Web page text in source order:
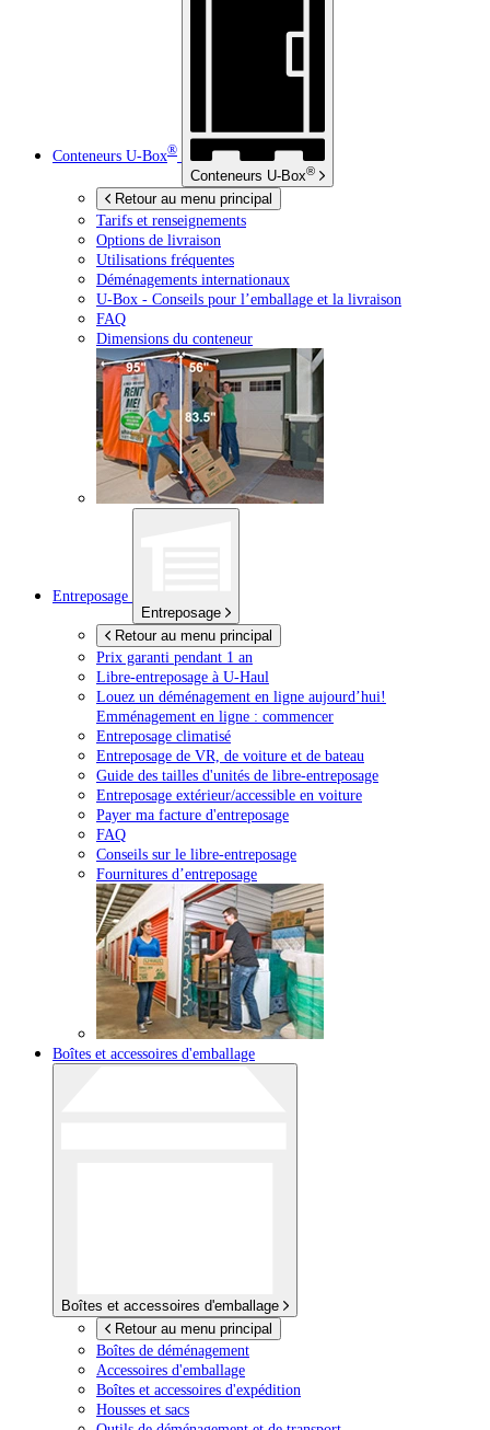
Conteneurs U-Box®
Conteneurs U-Box®
Retour au menu principal
Tarifs et renseignements
Options de livraison
Utilisations fréquentes
Déménagements internationaux
U-Box - Conseils pour l’emballage et la livraison
FAQ
Dimensions du conteneur
Entreposage
Entreposage
Retour au menu principal
Prix garanti pendant 1 an
Libre-entreposage à U-Haul
Louez un déménagement en ligne aujourd’hui!
Emménagement en ligne : commencer
Entreposage climatisé
Entreposage de VR, de voiture et de bateau
Guide des tailles d'unités de libre-entreposage
Entreposage extérieur/accessible en voiture
Payer ma facture d'entreposage
FAQ
Conseils sur le libre-entreposage
Fournitures d’entreposage
Boîtes et accessoires d'emballage
Boîtes et accessoires d'emballage
Retour au menu principal
Boîtes de déménagement
Accessoires d'emballage
Boîtes et accessoires d'expédition
Housses et sacs